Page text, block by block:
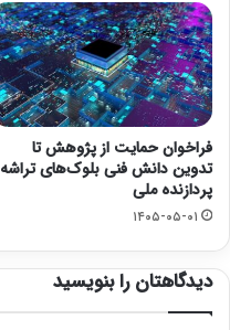
فراخوان حمایت از پژوهش تا
تدوین دانش فنی بلوک‌های تراشه‌
پردازنده ملی
۱۴۰۵-۰۵-۰۱
دیدگاهتان را بنویسید